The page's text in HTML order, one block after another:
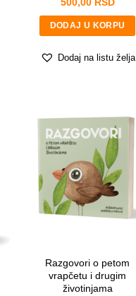
DODAJ U KORPU
Dodaj na listu želja
Razgovori o petom
vrapčetu i drugim
životinjama